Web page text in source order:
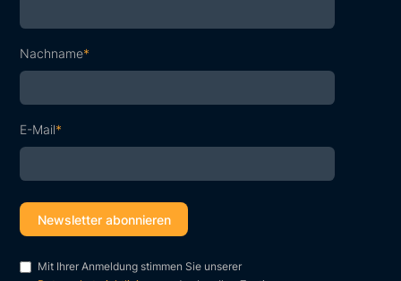
Nachname*
E-Mail*
Mit Ihrer Anmeldung stimmen Sie unserer